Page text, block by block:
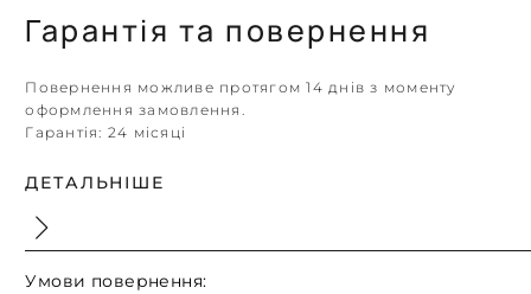
Гарантія та повернення
Повернення можливе протягом 14 днів з моменту
оформлення замовлення.
Гарантія: 24 місяці
ДЕТАЛЬНІШЕ
Умови повернення: